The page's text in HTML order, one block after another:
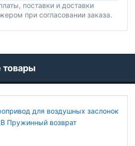
поставки и доставки
при согласовании заказа.